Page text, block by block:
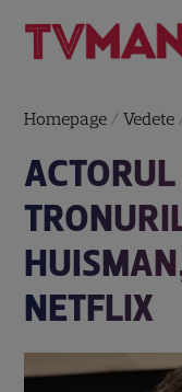
Homepage /Vedete
NETFLIX